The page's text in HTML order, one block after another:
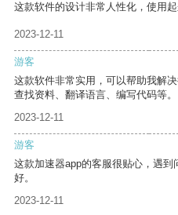
这款软件的设计非常人性化，使用起
2023-12-11
游客
这款软件非常实用，可以帮助我解
查找资料、翻译语言、编写代码等。
2023-12-11
游客
这款加速器app的客服很贴心，遇
好。
2023-12-11